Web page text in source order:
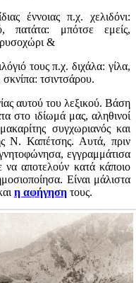
έννοιας π.χ. χελιδόνι:
πατάτα: μπότσε εμείς,
&
τους π.χ. διχάλα: γίλα,
τσιντσάρου.
αυτού του λεξικού. Βάση
στο ιδίωμά μας, αληθινοί
συγχωριανός και
Ν. Καπέτσης. Αυτά, πριν
εγγραμμάτισα
αποτελούν κατά κάποιο
Είναι μάλιστα
η αφήγηση τους.